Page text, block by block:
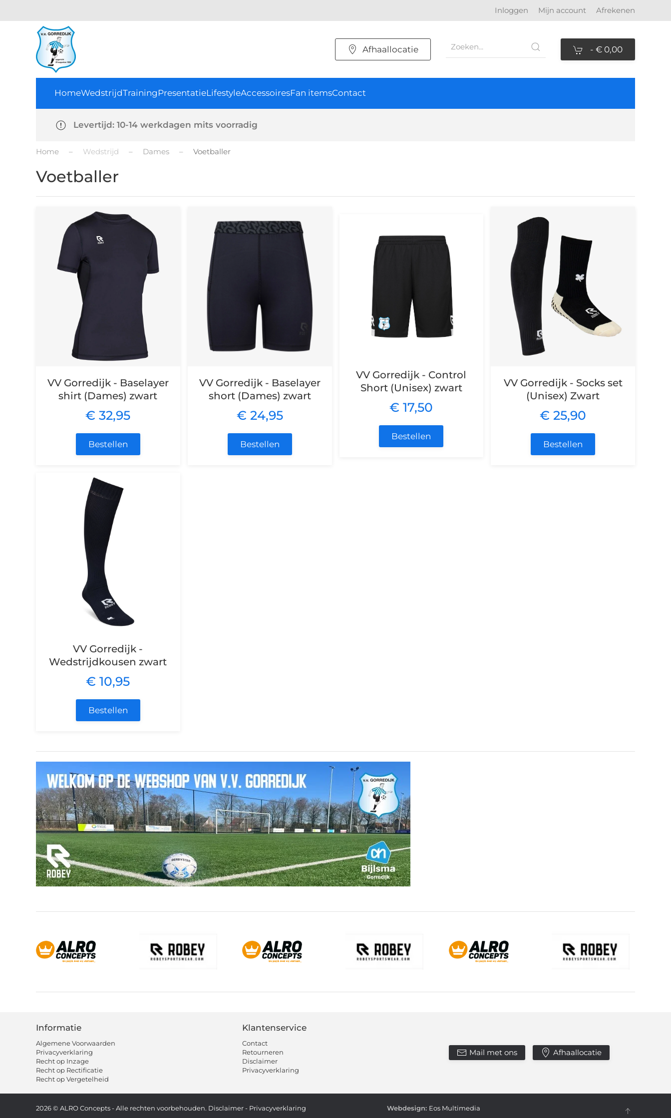
Inloggen Mijn account Afrekenen
Afhaallocatie - € 0,00
HomeWedstrijdTraining PresentatieLifestyleAccessoiresFan itemsContact
Levertijd: 10-14 werkdagen mits voorradig
Home Wedstrijd Dames Voetballer
Voetballer
VV Gorredijk - Baselayer
shirt (Dames) zwart
€ 32,95
Bestellen
VV Gorredijk - Baselayer
short (Dames) zwart
€ 24,95
Bestellen
VV Gorredijk - Control
Short (Unisex) zwart
€ 17,50
Bestellen
VV Gorredijk - Socks set
(Unisex) Zwart
€ 25,90
Bestellen
VV Gorredijk -
Wedstrijdkousen zwart
€ 10,95
Bestellen
Informatie
Algemene Voorwaarden
Privacyverklaring
Recht op Inzage
Recht op Rectificatie
Recht op Vergetelheid
Klantenservice
Contact
Retourneren
Disclaimer
Privacyverklaring
Mail met ons Afhaallocatie
2026© ALRO Concepts - Alle rechten voorbehouden. Disclaimer- Privacyverklaring Webdesign: Eos Multimedia